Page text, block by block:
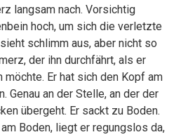
langsam nach. Vorsichtig
hoch, um sich die verletzte
schlimm aus, aber nicht so
der ihn durchfährt, als er
Er hat sich den Kopf am
Genau an der Stelle, an der der
übergeht. Er sackt zu Boden.
Boden, liegt er regungslos da,